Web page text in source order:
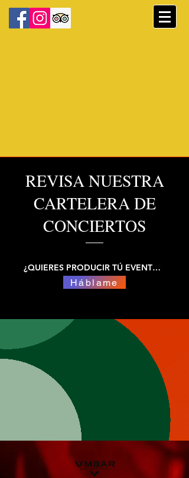
REVISA NUESTRA
CARTELERA DE
CONCIERTOS
¿QUIERES PRODUCIR TÚ EVENTO?
Háblame